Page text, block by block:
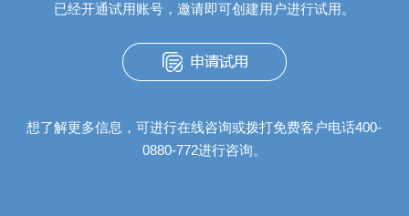
已经开通试用账号，邀请即可创建用户进行试用。
想了解更多信息，可进行在线咨询或拨打免费客户电话400-
0880-772进行咨询。